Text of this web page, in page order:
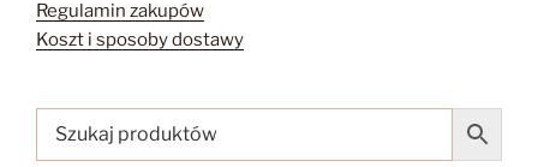
Regulamin zakupów
Koszt i sposoby dostawy